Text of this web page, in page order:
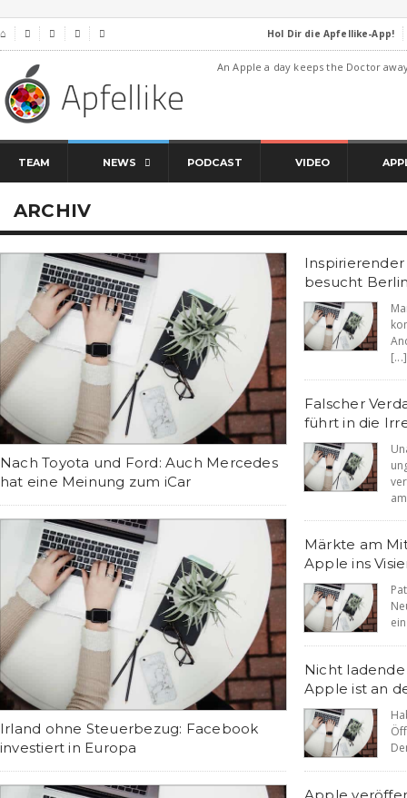
⌂     Hol Dir die Apfellike-App!
An Apple a day keeps the Doctor
TEAM NEWS PODCAST VIDEO
ARCHIV
Nach Toyota und Ford: Auch Mercedes
hat eine Meinung zum iCar
Irland ohne Steuerbezug: Facebook
investiert in Europa
besucht
[...]
Falscher
führt in die
Märkte am
Apple ins
Nicht ladende
Apple ist an